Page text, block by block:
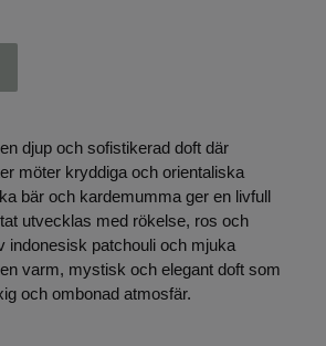
djup och sofistikerad doft där
möter kryddiga och orientaliska
bär och kardemumma ger en livfull
utvecklas med rökelse, ros och
indonesisk patchouli och mjuka
varm, mystisk och elegant doft som
och ombonad atmosfär.